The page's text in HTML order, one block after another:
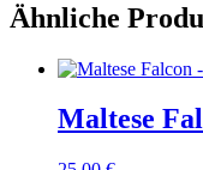
Ähnliche
Maltese